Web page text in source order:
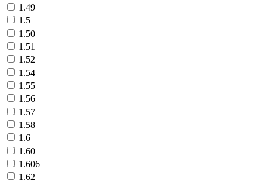
1.49
1.5
1.50
1.51
1.52
1.54
1.55
1.56
1.57
1.58
1.6
1.60
1.606
1.62